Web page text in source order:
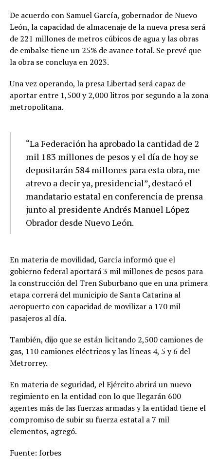
De acuerdo con Samuel García, gobernador de Nuevo
León, la capacidad de almacenaje de la nueva presa será
de 221 millones de metros cúbicos de agua y las obras
de embalse tiene un 25% de avance total. Se prevé que
la obra se concluya en 2023.
Una vez operando, la presa Libertad será capaz de
aportar entre 1,500 y 2,000 litros por segundo a la zona
metropolitana.
“La Federación ha aprobado la cantidad de 2
mil 183 millones de pesos y el día de hoy se
depositarán 584 millones para esta obra, me
atrevo a decir ya, presidencial”, destacó el
mandatario estatal en conferencia de prensa
junto al presidente Andrés Manuel López
Obrador desde Nuevo León.
En materia de movilidad, García informó que el
gobierno federal aportará 3 mil millones de pesos para
la construcción del Tren Suburbano que en una primera
etapa correrá del municipio de Santa Catarina al
aeropuerto con capacidad de movilizar a 170 mil
pasajeros al día.
También, dijo que se están licitando 2,500 camiones de
gas, 110 camiones eléctricos y las líneas 4, 5 y 6 del
Metrorrey.
En materia de seguridad, el Ejército abrirá un nuevo
regimiento en la entidad con lo que llegarán 600
agentes más de las fuerzas armadas y la entidad tiene el
compromiso de subir su fuerza estatal a 7 mil
elementos, agregó.
Fuente: forbes